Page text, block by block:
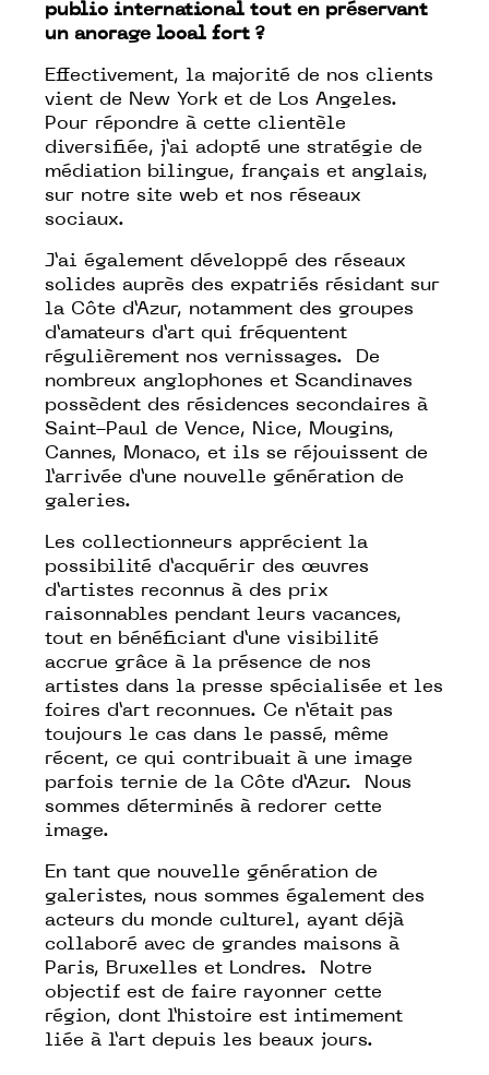
public international tout en préservant
un ancrage local fort ?
Effectivement, la majorité de nos clients
vient de New York et de Los Angeles.
Pour répondre à cette clientèle
diversifiée, j’ai adopté une stratégie de
médiation bilingue, français et anglais,
sur notre site web et nos réseaux
sociaux.
J’ai également développé des réseaux
solides auprès des expatriés résidant sur
la Côte d’Azur, notamment des groupes
d’amateurs d’art qui fréquentent
régulièrement nos vernissages. De
nombreux anglophones et Scandinaves
possèdent des résidences secondaires à
Saint-Paul de Vence, Nice, Mougins,
Cannes, Monaco, et ils se réjouissent de
l’arrivée d’une nouvelle génération de
galeries.
Les collectionneurs apprécient la
possibilité d’acquérir des œuvres
d’artistes reconnus à des prix
raisonnables pendant leurs vacances,
tout en bénéficiant d’une visibilité
accrue grâce à la présence de nos
artistes dans la presse spécialisée et les
foires d’art reconnues. Ce n’était pas
toujours le cas dans le passé, même
récent, ce qui contribuait à une image
parfois ternie de la Côte d’Azur. Nous
sommes déterminés à redorer cette
image.
En tant que nouvelle génération de
galeristes, nous sommes également des
acteurs du monde culturel, ayant déjà
collaboré avec de grandes maisons à
Paris, Bruxelles et Londres. Notre
objectif est de faire rayonner cette
région, dont l’histoire est intimement
liée à l’art depuis les beaux jours.